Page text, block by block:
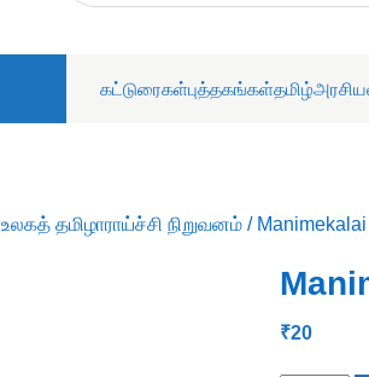
கட்டுரைகள்புத்தகங்கள்தமிழ்
உலகத் தமிழாராய்ச்சி நிறுவனம் /
₹20